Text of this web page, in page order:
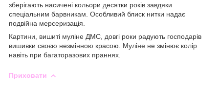
зберігають насичені кольори десятки років завдяки
спеціальним барвникам. Особливий блиск нитки надає
подвійна мерсеризація.
Картини, вишиті муліне ДМС, довгі роки радують господарів
вишивки своєю незмінною красою. Муліне не змінює колір
навіть при багаторазових праннях.
Приховати